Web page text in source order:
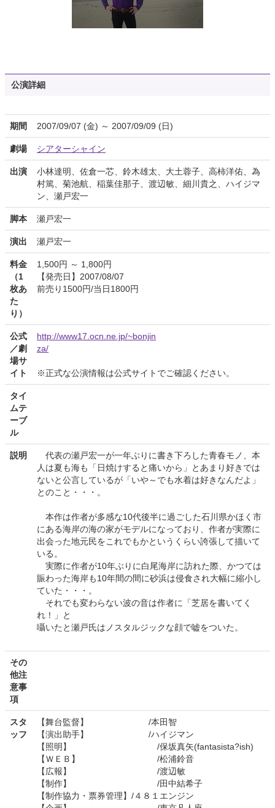
公演詳細
期間 2007/09/07 (金) ～ 2007/09/09 (日)
劇場 シアターシャイン
出演
小林達明、佐倉一芯、鈴木雄太、大土蓉子、高柿洋佑、為
村篤、菊池航、稲葉佳那子、渡辺敏、細川貴之、ハイジマ
ン、瀬戸宏一
脚本 瀬戸宏一
演出 瀬戸宏一
料金
（1
枚あ
た
り）
1,500円 ～ 1,800円
【発売日】2007/08/07
前売り1500円/当日1800円
公式
／劇
場サ
イト
http://www17.ocn.ne.jp/~bonjin
za/
※正式な公演情報は公式サイトでご確認ください。
タイ
ムテ
ーブ
ル
説明
代表の瀬戸宏一が一年ぶりに書き下ろした青春モノ、本
人は夏も海も「日焼けすると痛いから」とあまり好きでは
ないと公言しているが「いや～でも水着は好きなんだよ」
とのこと・・・。
本作は作者が多感な10代後半に過ごした石川県かほく市
にある海岸の海の家がモデルになっており、作者が実際に
出会った地元民をこれでもかというくらい誇張して描いて
いる。
実際に作者が10年ぶりに白尾海岸に訪れた際、かつては
賑わった海岸も10年間の間に砂浜は侵食され大幅に縮小し
ていた・・・。
それでも変わらない波の音は作者に「芝居を書いてく
れ！」と
囁いたと瀬戸氏はノスタルジックな顔で嘘をついた。
その
他注
意事
項
スタ
ッフ
【舞台監督】 /本田智
【演出助手】 /ハイジマン
【照明】 /保坂真矢(fantasista?ish)
【ＷＥＢ】 /松浦鈴音
【広報】 /渡辺敏
【制作】 /田中結希子
【制作協力・票券管理】/４８１エンジン